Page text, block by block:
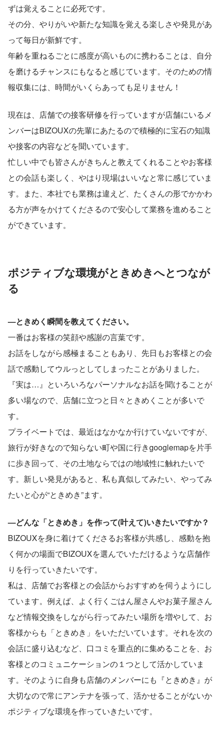
ずは覚えることに必死です。
その分、やりがいや新たな知識を覚える楽しさや発見があ
って毎日が新鮮です。
年齢を重ねるごとに感度が高いものに携わることは、自分
を磨けるチャンスにもなると感じています。そのための情
報収集には、時間がいくらあっても足りません！
現在は、店舗での接客研修を行っていますが店舗にいるメ
ンバーはBIZOUXの先輩にあたるので積極的に宝石の知識
や接客の内容などを聞いています。
忙しい中でも皆さんがきちんと教えてくれることやお客様
との会話も楽しく、やはり現場はいいなと常に感じていま
す。また、本社でも業務は違えど、たくさんの形でかかわ
る方が声をかけてくださるので安心して業務を進めること
ができています。
ポジティブな環境がときめきへとつなが
る
―ときめく瞬間を教えてください。
一番はお客様の笑顔や感謝の言葉です。
お話をしながら感極まることもあり、先日もお客様との会
話で感動してウルっとしてしまったことがありました。
『実は…』といろいろなパーソナルなお話を聞けることが
多い場なので、店舗に立つと日々ときめくことが多いで
す。
プライベートでは、最近はなかなか行けていないですが、
旅行が好きなので知らない町や国に行きgooglemapを片手
に歩き回って、その土地ならではの地域性に触れたいで
す。新しい発見があると、私も真似してみたい、やってみ
たいと心が“ときめき”ます。
―どんな「ときめき」を作って(叶えて)いきたいですか？
BIZOUXを身に着けてくださるお客様が共感し、感動を抱
く何かの場面でBIZOUXを選んでいただけるような店舗作
りを行っていきたいです。
私は、店舗でお客様との会話からおすすめを伺うようにし
ています。例えば、よく行くごはん屋さんやお菓子屋さん
など情報交換をしながら行ってみたい場所を増やして、お
客様からも「ときめき」をいただいています。それを次の
会話に盛り込むなど、口コミを重点的に集めることを、お
客様とのコミュニケーションの１つとして活かしていま
す。そのように自身も店舗のメンバーにも『ときめき』が
大切なので常にアンテナを張って、活かせることがないか
ポジティブな環境を作っていきたいです。